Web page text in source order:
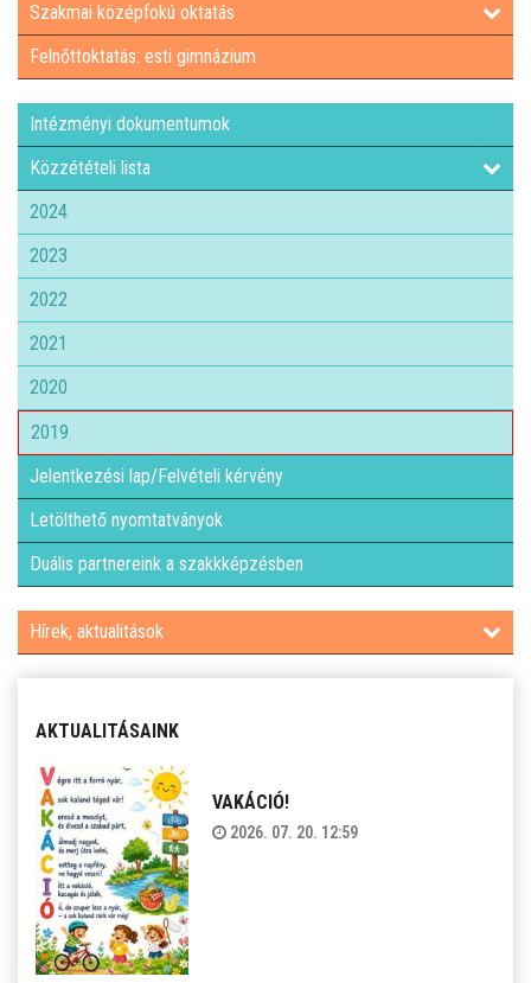
Szakmai középfokú oktatás
Felnőttoktatás: esti gimnázium
Intézményi dokumentumok
Közzétételi lista
2024
2023
2022
2021
2020
2019
Jelentkezési lap/Felvételi kérvény
Letölthető nyomtatványok
Duális partnereink a szakkképzésben
Hírek, aktualitások
AKTUALITÁSAINK
VAKÁCIÓ!
2026. 07. 20. 12:59